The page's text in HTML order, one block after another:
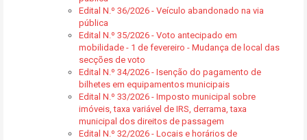
Edital N.º 36/2026 - Veículo abandonado na via
pública
Edital N.º 35/2026 - Voto antecipado em
mobilidade - 1 de fevereiro - Mudança de local das
secções de voto
Edital N.º 34/2026 - Isenção do pagamento de
bilhetes em equipamentos municipais
Edital N.º 33/2026 - Imposto municipal sobre
imóveis, taxa variável de IRS, derrama, taxa
municipal dos direitos de passagem
Edital N.º 32/2026 - Locais e horários de